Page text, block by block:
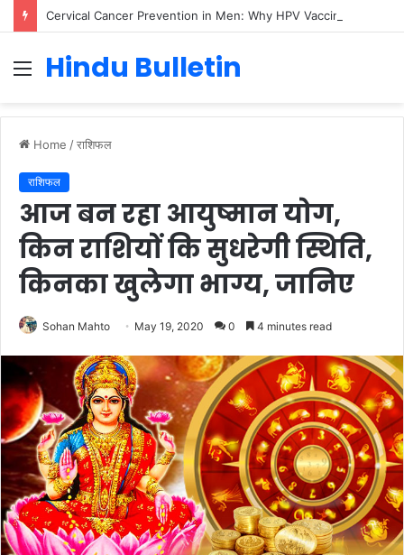
Menu
Hindu Bulletin
Home /राशिफल
राशिफल
आज बन रहा आयुष्मान योग,
किन राशियों कि सुधरेगी स्थिति,
किनका खुलेगा भाग्य, जानिए
Sohan Mahto May 19, 2020 0 4 minutes read